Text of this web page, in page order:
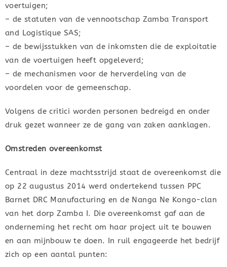
voertuigen;
– de statuten van de vennootschap Zamba Transport
and Logistique SAS;
– de bewijsstukken van de inkomsten die de exploitatie
van de voertuigen heeft opgeleverd;
– de mechanismen voor de herverdeling van de
voordelen voor de gemeenschap.
Volgens de critici worden personen bedreigd en onder
druk gezet wanneer ze de gang van zaken aanklagen.
Omstreden overeenkomst
Centraal in deze machtsstrijd staat de overeenkomst die
op 22 augustus 2014 werd ondertekend tussen PPC
Barnet DRC Manufacturing en de Nanga Ne Kongo-clan
van het dorp Zamba I. Die overeenkomst gaf aan de
onderneming het recht om haar project uit te bouwen
en aan mijnbouw te doen. In ruil engageerde het bedrijf
zich op een aantal punten: